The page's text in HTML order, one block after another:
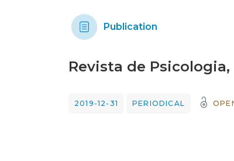
Publication
Revista de
2019-12-31 PERIODICAL